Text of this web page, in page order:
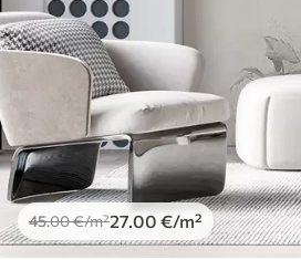
45.00€/m²27.00 €/m²